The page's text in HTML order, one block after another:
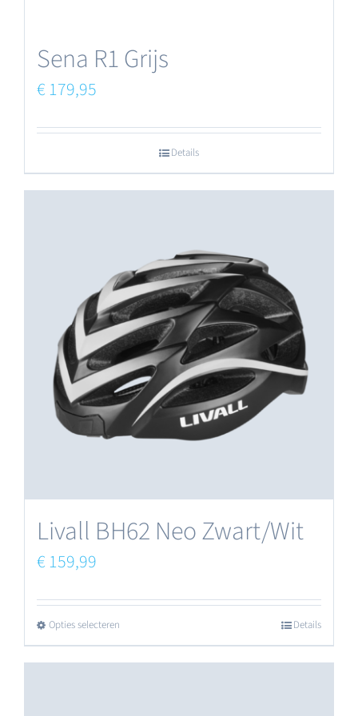
Sena R1 Grijs
€179,95
Details
Livall BH62 Neo Zwart/Wit
€159,99
Opties selecterenDit
product
Details